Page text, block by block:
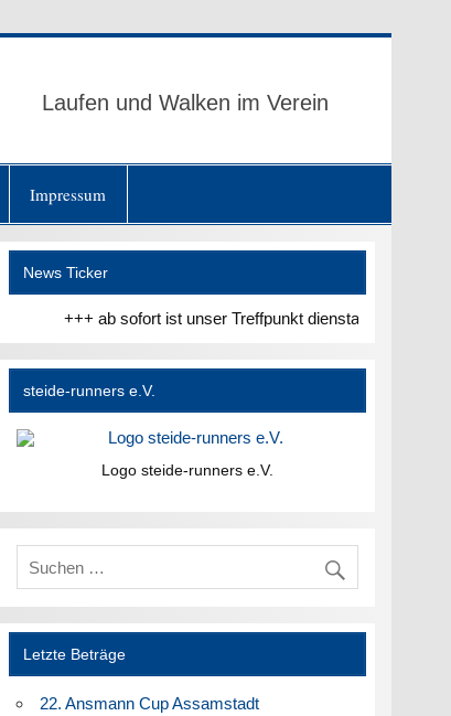
Laufen und Walken im Verein
Impressum
News Ticker
+++ ab sofort ist unser Treffpunkt dienstags und
steide-runners e.V.
Logo steide-runners e.V.
Letzte Beträge
22. Ansmann Cup Assamstadt